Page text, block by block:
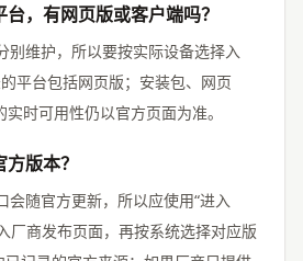
，有网页版或客户端吗？
别维护，所以要按实际设备选择入
平台包括网页版；安装包、网页
时可用性仍以官方页面为准。
版本？
会随官方更新，所以应使用“进入
厂商发布页面，再按系统选择对应版